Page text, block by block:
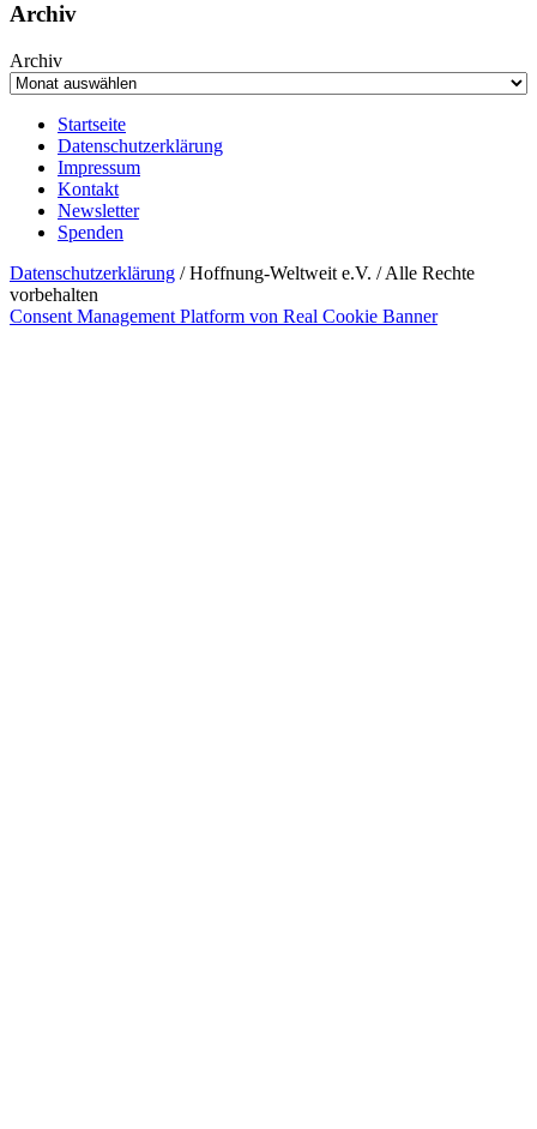
Archiv
Archiv
Startseite
Datenschutzerklärung
Impressum
Kontakt
Newsletter
Spenden
Datenschutzerklärung / Hoffnung-Weltweit e.V. / Alle Rechte
vorbehalten
Consent Management Platform von Real Cookie Banner